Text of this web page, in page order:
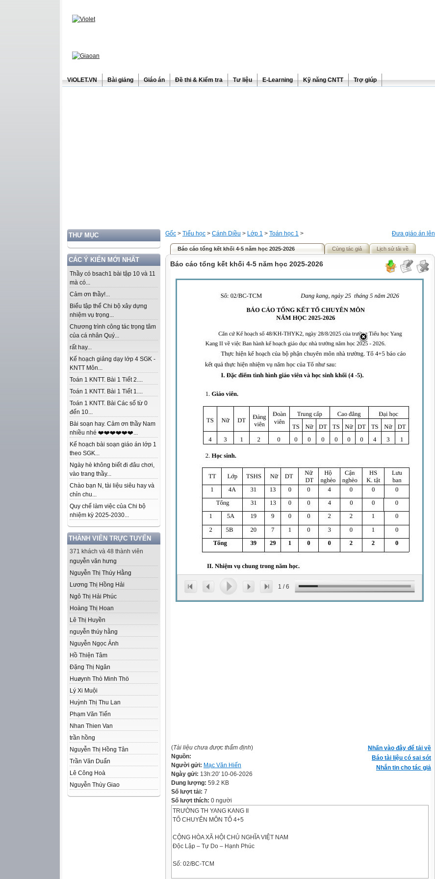
ViOLET.VN Bài giảng Giáo án Đề thi & Kiểm tra Tư liệu E-Learning Kỹ năng CNTT Trợ giúp
THƯ MỤC
CÁC Ý KIẾN MỚI NHẤT
Thầy có bsach1 bài tập 10 và 11
mà có...
Cảm ơn thầy!...
Biểu tập thể Chi bộ xây dựng
nhiệm vụ trọng...
Chương trình công tác trọng tâm
của cá nhân Quý...
rất hay...
Kế hoạch giảng dạy lớp 4 SGK -
KNTT Môn...
Toán 1 KNTT. Bài 1 Tiết 2....
Toán 1 KNTT. Bài 1 Tiết 1....
Toán 1 KNTT. Bài Các số từ 0
đến 10...
Bài soạn hay. Cảm ơn thầy Nam
nhiều nhé ❤️❤️❤️❤️❤️❤️...
Kế hoạch bài soạn giáo án lớp 1
theo SGK...
Ngày hè không biết đi đâu chơi,
vào trang thầy...
Chào bạn N, tài liệu siêu hay và
chỉn chu...
Quy chế làm việc của Chi bộ
nhiệm kỳ 2025-2030...
THÀNH VIÊN TRỰC TUYẾN
371 khách và 48 thành viên
nguyễn văn hưng
Nguyễn Thị Thúy Hằng
Lương Thị Hồng Hải
Ngô Thị Hải Phúc
Hoàng Thị Hoan
Lê Thị Huyền
nguyễn thúy hằng
Nguyễn Ngọc Ảnh
Hồ Thiện Tâm
Đặng Thị Ngân
Huøynh Thò Minh Thö
Lý Xi Muội
Huỳnh Thị Thu Lan
Phạm Văn Tiến
Nhan Thien Van
trần hồng
Nguyễn Thị Hồng Tân
Trần Văn Duẩn
Lê Công Hoà
Nguyễn Thùy Giao
Đưa giáo án lên
Gốc > Tiểu học > Cánh Diều > Lớp 1 > Toán học 1 >
Báo cáo tổng kết khối 4-5 năm học 2025-2026 Cùng tác giả Lịch sử tải về
Báo cáo tổng kết khối 4-5 năm học 2025-2026
1 /6
Nhấn vào đây để tải về
Báo tài liệu có sai sót
Nhắn tin cho tác giả
(Tài liệu chưa được thẩm định)
Nguồn:
Người gửi: Mạc Văn Hiến
Ngày gửi: 13h:20' 10-06-2026
Dung lượng: 59.2 KB
Số lượt tải: 7
Số lượt thích: 0 người
TRƯỜNG TH YANG KANG II
TỔ CHUYÊN MÔN TỔ 4+5
CỘNG HÒA XÃ HỘI CHỦ NGHĨA VIỆT NAM
Độc Lập – Tự Do – Hạnh Phúc
Số: 02/BC-TCM